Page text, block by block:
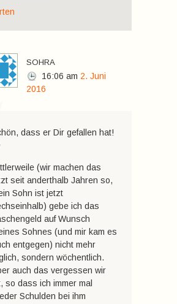
sohra
16:06 am 2. Juni
2016
dass er Dir gefallen hat!
(wir machen das
seit anderthalb Jahren so,
Sohn ist jetzt
gebe ich das
auf Wunsch
Sohnes (und mir kam es
entgegen) nicht mehr
sondern wöchentlich.
auch das vergessen wir
so dass ich immer mal
Schulden bei ihm